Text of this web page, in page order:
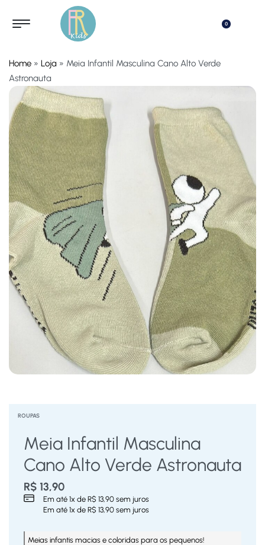
0
Home » Loja » Meia Infantil Masculina Cano Alto Verde
Astronauta
ROUPAS
Meia Infantil Masculina
Cano Alto Verde Astronauta
R$ 13,90
Em até 1x de R$ 13,90 sem juros
Em até 1x de R$ 13,90 sem juros
Meias infantis macias e coloridas para os pequenos!